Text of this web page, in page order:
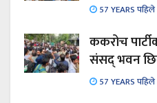
57 YEARS पहिले
ककरोच
संसद् भवन
57 YEARS पहिले